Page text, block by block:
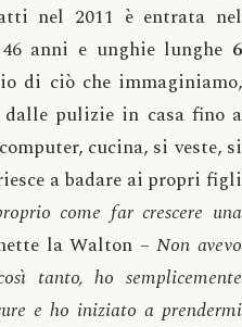
nel 2011 è entrata nel
anni e unghie lunghe 6
di ciò che immaginiamo,
dalle pulizie in casa fino a
cucina, si veste, si
a badare ai propri figli
come far crescere una
la Walton –Non avevo
tanto, ho semplicemente
e ho iniziato a prendermi